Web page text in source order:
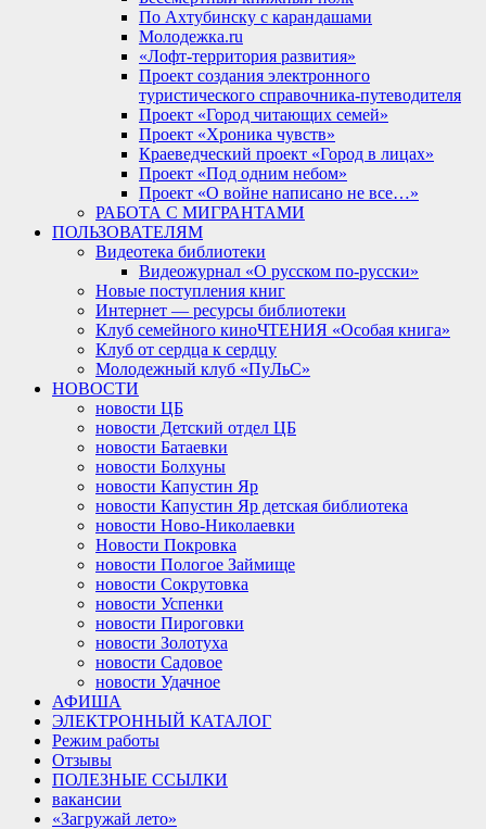
По Ахтубинску с карандашами
Молодежка.ru
«Лофт-территория развития»
Проект создания электронного
туристического справочника-путеводителя
Проект «Город читающих семей»
Проект «Хроника чувств»
Краеведческий проект «Город в лицах»
Проект «Под одним небом»
Проект «О войне написано не все…»
РАБОТА С МИГРАНТАМИ
ПОЛЬЗОВАТЕЛЯМ
Видеотека библиотеки
Видеожурнал «О русском по-русски»
Новые поступления книг
Интернет — ресурсы библиотеки
Клуб семейного киноЧТЕНИЯ «Особая книга»
Клуб от сердца к сердцу
Молодежный клуб «ПуЛьС»
НОВОСТИ
новости ЦБ
новости Детский отдел ЦБ
новости Батаевки
новости Болхуны
новости Капустин Яр
новости Капустин Яр детская библиотека
новости Ново-Николаевки
Новости Покровка
новости Пологое Займище
новости Сокрутовка
новости Успенки
новости Пироговки
новости Золотуха
новости Садовое
новости Удачное
АФИША
ЭЛЕКТРОННЫЙ КАТАЛОГ
Режим работы
Отзывы
ПОЛЕЗНЫЕ ССЫЛКИ
вакансии
«Загружай лето»